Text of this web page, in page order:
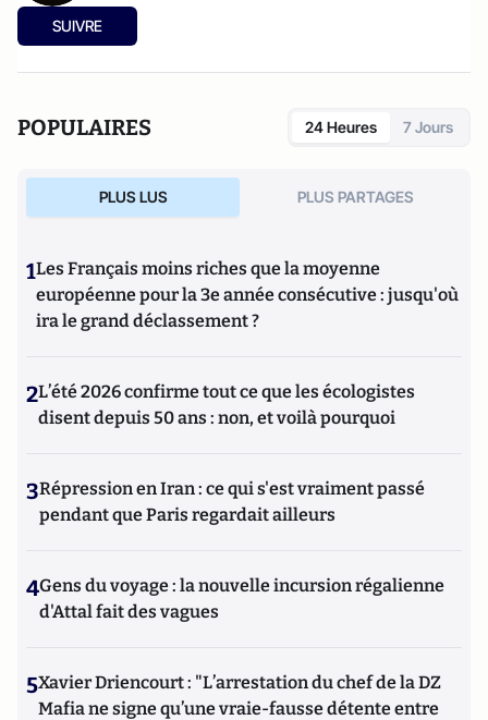
SUIVRE
POPULAIRES 24 Heures 7 Jours
PLUS LUS PLUS PARTAGES
1Les Français moins riches que la moyenne
européenne pour la 3e année consécutive : jusqu'où
ira le grand déclassement ?
2L’été 2026 confirme tout ce que les écologistes
disent depuis 50 ans : non, et voilà pourquoi
3Répression en Iran : ce qui s'est vraiment passé
pendant que Paris regardait ailleurs
4Gens du voyage : la nouvelle incursion régalienne
d'Attal fait des vagues
5Xavier Driencourt : "L’arrestation du chef de la DZ
Mafia ne signe qu’une vraie-fausse détente entre